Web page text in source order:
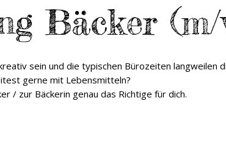
Bäcker
sein und die typischen Bürozeiten langweilen
gerne mit Lebensmitteln?
/ zur Bäckerin genau das Richtige für dich.